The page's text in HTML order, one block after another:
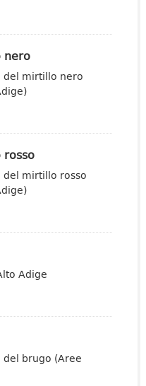
nero
del mirtillo nero
mirtillo rosso
Adige
brugo (Aree